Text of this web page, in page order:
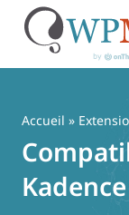
contenu
Accueil »